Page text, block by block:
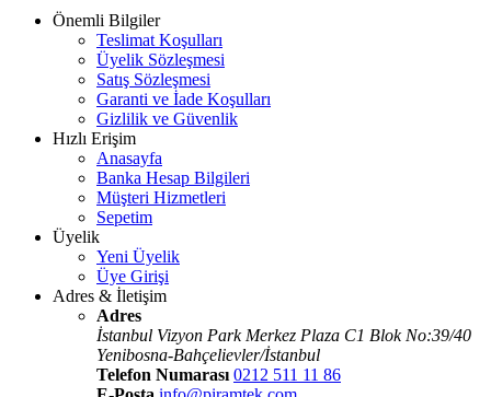
Önemli Bilgiler
Teslimat Koşulları
Üyelik Sözleşmesi
Satış Sözleşmesi
Garanti ve İade Koşulları
Gizlilik ve Güvenlik
Hızlı Erişim
Anasayfa
Banka Hesap Bilgileri
Müşteri Hizmetleri
Sepetim
Üyelik
Yeni Üyelik
Üye Girişi
Adres & İletişim
Adres
İstanbul Vizyon Park Merkez Plaza C1 Blok No:39/40
Yenibosna-Bahçelievler/İstanbul
Telefon Numarası 0212 511 11 86